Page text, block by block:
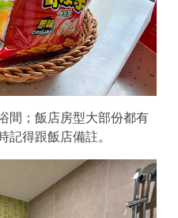
間；飯店房型大部份都有
記得跟飯店備註。